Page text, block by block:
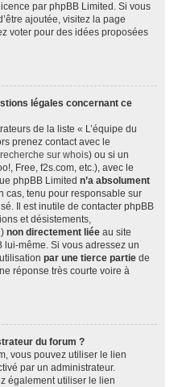
par phpBB Limited. Si vous
ajoutée, visitez la page
voter pour des idées proposées
légales concernant ce
de la liste « L’équipe du
prenez contact avec le
recherche sur whois) ou si un
Free, f2s.com, etc.), avec le
phpBB Limited n’a absolument
cas, tenu pour responsable sur
Il est inutile de contacter phpBB
et désistements,
non directement liée au site
lui-même. Si vous adressez un
par une tierce partie de
réponse très courte voire à
du forum ?
vous pouvez utiliser le lien
par un administrateur.
également utiliser le lien